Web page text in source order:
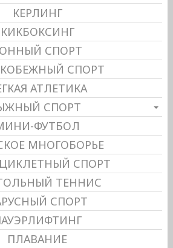
КЕРЛИНГ
КИКБОКСИНГ
СПОРТ
СПОРТ
АТЛЕТИКА
СПОРТ
ФУТБОЛ
МНОГОБОРЬЕ
СПОРТ
ТЕННИС
СПОРТ
ПЛАВАНИЕ